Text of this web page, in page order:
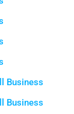
Business
Business